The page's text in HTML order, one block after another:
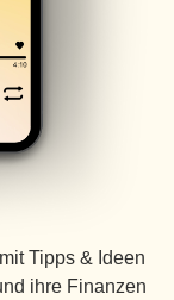
Tipps & Ideen
ihre Finanzen